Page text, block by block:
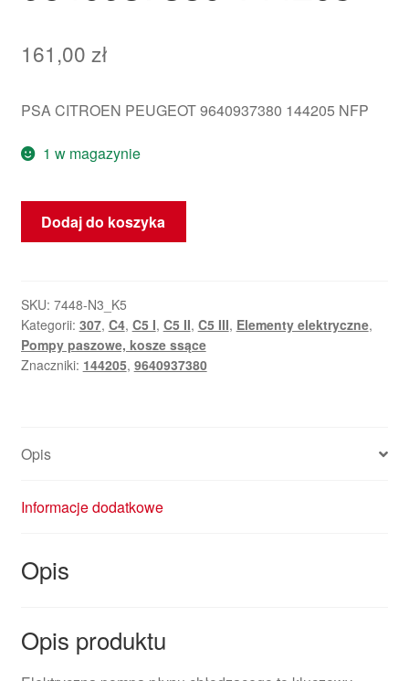
161,00 zł
PSA CITROEN PEUGEOT 9640937380 144205 NFP
1 w magazynie
ilość
Elektryczna
Chłodzącego
9640937380
144205
Dodaj do koszyka
SKU: 7448-N3_K5
Kategorii: 307, C4, C5 I, C5 II, C5 III, Elementy elektryczne,
Pompy paszowe, kosze ssące
Znaczniki: 144205, 9640937380
Opis
Informacje dodatkowe
Opis
Opis produktu